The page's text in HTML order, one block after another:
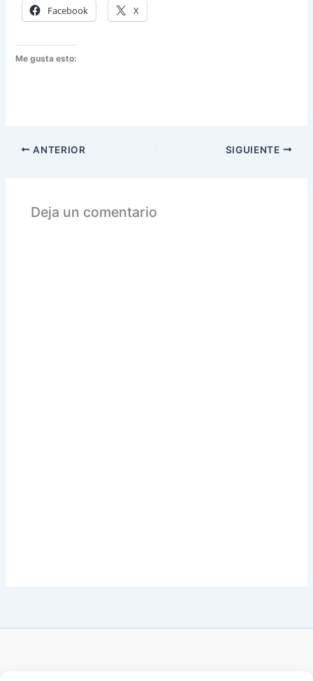
Facebook X
Me gusta esto:
ANTERIOR SIGUIENTE
Deja un comentario